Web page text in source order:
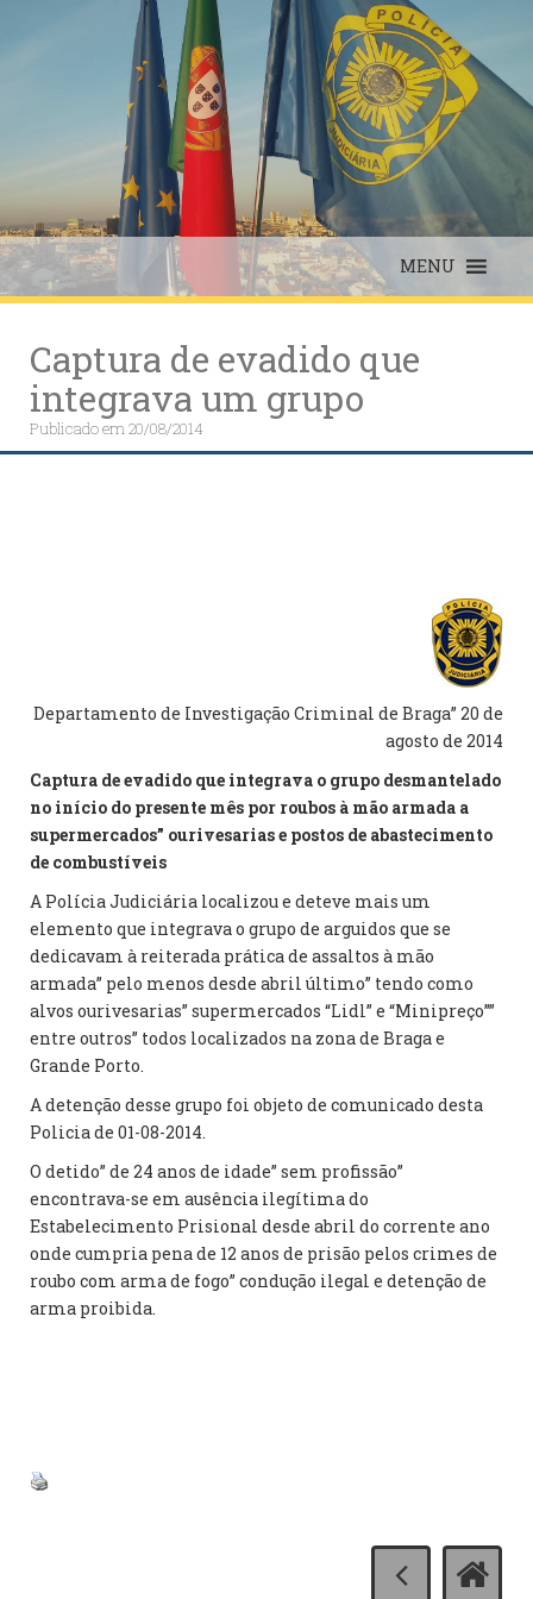
MENU
Captura de evadido que
integrava um grupo
Publicado em20/08/2014
Departamento de Investigação Criminal de Braga” 20 de
agosto de 2014
Captura de evadido que integrava o grupo desmantelado
no início do presente mês por roubos à mão armada a
supermercados” ourivesarias e postos de abastecimento
de combustíveis
A Polícia Judiciária localizou e deteve mais um
elemento que integrava o grupo de arguidos que se
dedicavam à reiterada prática de assaltos à mão
armada” pelo menos desde abril último” tendo como
alvos ourivesarias” supermercados “Lidl” e “Minipreço””
entre outros” todos localizados na zona de Braga e
Grande Porto.
A detenção desse grupo foi objeto de comunicado desta
Policia de 01-08-2014.
O detido” de 24 anos de idade” sem profissão”
encontrava-se em ausência ilegítima do
Estabelecimento Prisional desde abril do corrente ano
onde cumpria pena de 12 anos de prisão pelos crimes de
roubo com arma de fogo” condução ilegal e detenção de
arma proibida.